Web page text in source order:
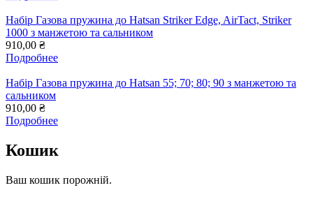
Набір Газова пружина до Hatsan Striker Edge, AirTact, Striker
1000 з манжетою та сальником
910,00 ₴
Подробнее
Набір Газова пружина до Hatsan 55; 70; 80; 90 з манжетою та
сальником
910,00 ₴
Подробнее
Кошик
Ваш кошик порожній.